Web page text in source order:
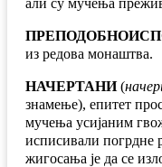
из редова монаштва.
НАЧЕРТАНИ(
знамење), епитет
мучења усијаним
исписивали погрдне
жигосања је да се